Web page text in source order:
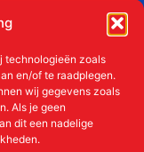
technologieën zoals
en/of te raadplegen.
wij gegevens zoals
Als je geen
dit een nadelige